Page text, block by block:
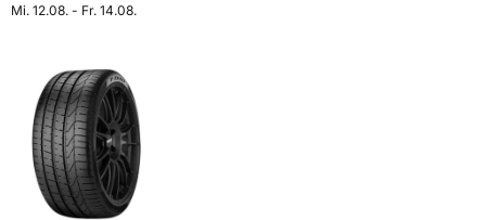
Mi. 12.08. - Fr. 14.08.